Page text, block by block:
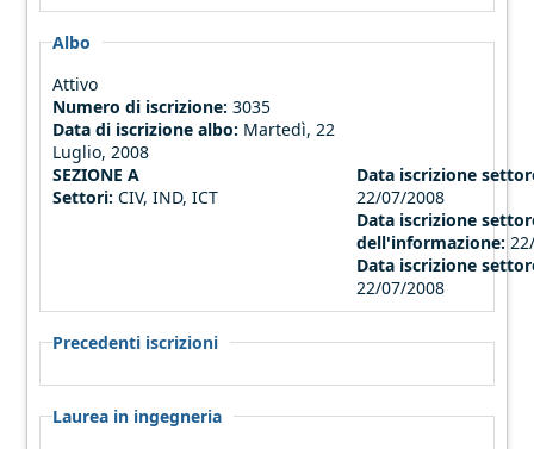
Albo
Attivo
Numero di iscrizione: 3035
Data di iscrizione albo: Martedì, 22
Luglio, 2008
SEZIONE A
Settori: CIV, IND, ICT
Data iscrizione
22/07/2008
Data iscrizione
dell'informazione:
Data iscrizione
22/07/2008
Precedenti iscrizioni
Laurea in ingegneria